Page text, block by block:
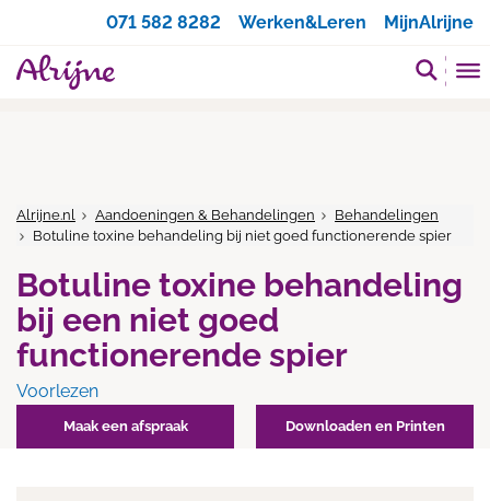
071 582 8282
Werken&Leren MijnAlrijne
Alrijne.nl Aandoeningen & Behandelingen
Behandelingen
Botuline toxine behandeling bij niet goed functionerende spier
Botuline toxine behandeling
bij een niet goed
functionerende spier
Voorlezen
Maak een afspraak Downloaden en Printen